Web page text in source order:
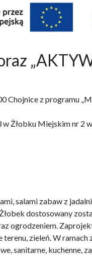
Chojnice z programu
Żłobku Miejskim nr 2
salami zabaw z
dostosowany
ogrodzeniem.
zieleń. W ramach
sanitarne, kuchenne,